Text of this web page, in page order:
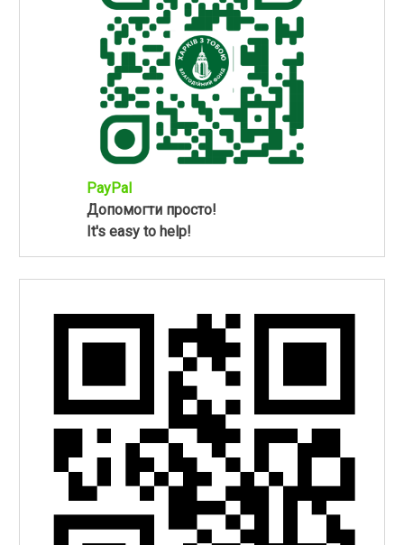
PayPal
Допомогти просто!
It's easy to help!